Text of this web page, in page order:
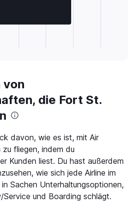
von
die Fort St.
davon, wie es ist, mit Air
fliegen, indem du
Kunden liest. Du hast außerdem
wie sich jede Airline im
Sachen Unterhaltungsoptionen,
und Boarding schlägt.